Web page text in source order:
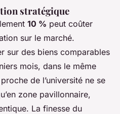
stratégique
10 % peut coûter
sur le marché.
sur des biens comparables
mois, dans le même
de l’université ne se
zone pavillonnaire,
La finesse du